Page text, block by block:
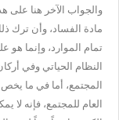
والجواب الآخر هنا على
مادة الفساد، وأن ترك
تمام الموارد، وإنما
النظام الحياتي وفي
المجتمع، أما في ما
العام للمجتمع، فإنه لا